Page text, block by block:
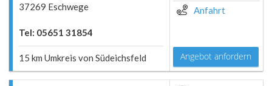
37269 Eschwege
Tel: 05651 31854
15 km Umkreis von Südeichsfeld
Anfahrt
Angebot anfordern